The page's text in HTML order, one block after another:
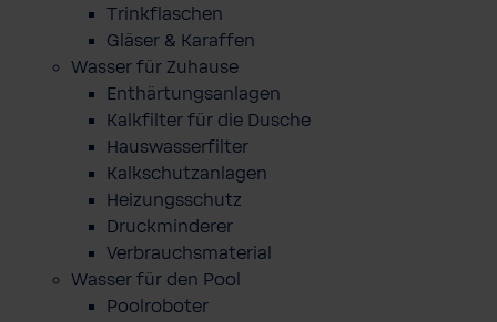
Trinkflaschen
Gläser & Karaffen
Wasser für Zuhause
Enthärtungsanlagen
Kalkfilter für die Dusche
Hauswasserfilter
Kalkschutzanlagen
Heizungsschutz
Druckminderer
Verbrauchsmaterial
Wasser für den Pool
Poolroboter